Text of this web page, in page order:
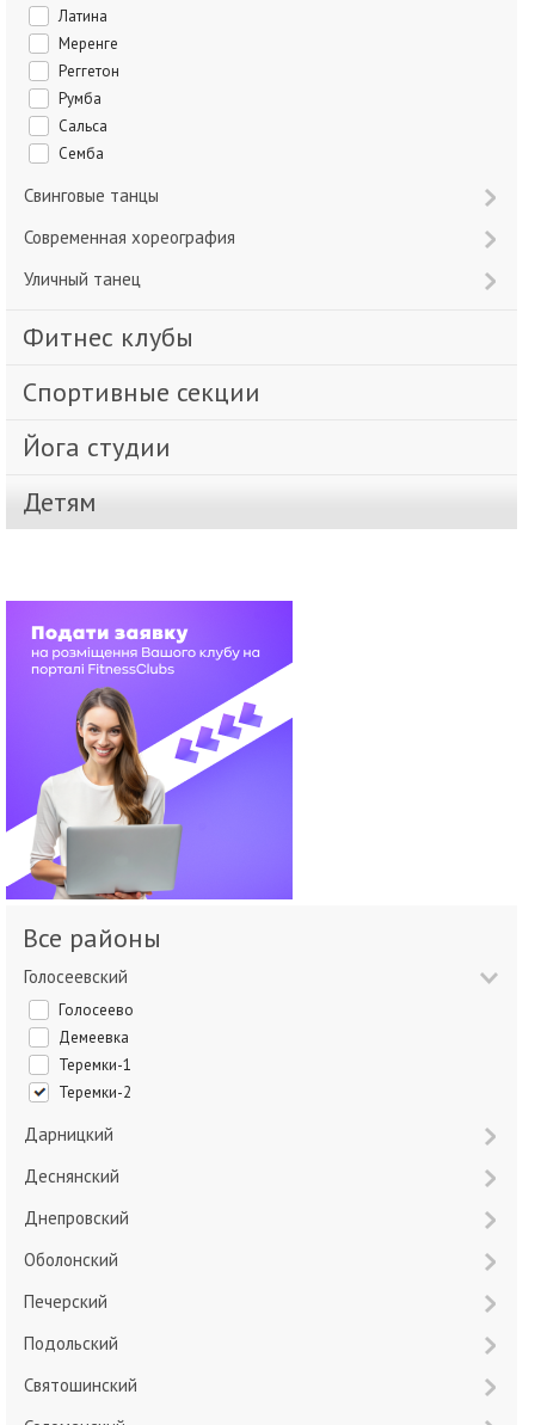
Латина
Меренге
Реггетон
Румба
Сальса
Семба
Свинговые танцы
Современная хореография
Уличный танец
Фитнес клубы
Спортивные секции
Йога студии
Детям
Все районы
Голосеевский
Голосеево
Демеевка
Теремки-1
Теремки-2
Дарницкий
Деснянский
Днепровский
Оболонский
Печерский
Подольский
Святошинский